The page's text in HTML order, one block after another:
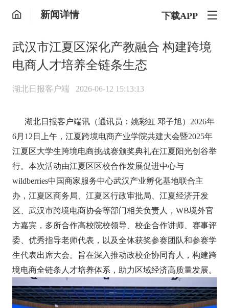
新闻详情 下载APP
武汉市江夏区深化产教融合 构建跨境
电商人才培养全链条生态
湖北日报客户端 2026-06-12 15:13:13
湖北日报客户端讯（通讯员：姚彩虹 邓子旭）2026年
6月12日上午，江夏跨境电商产业学院共建大会暨2025年
江夏区大学生跨境电商挑战赛颁奖典礼在江夏阳光创谷举
行。本次活动由江夏区区校合作发展促进中心与
wildberries中国商家服务中心武汉产业孵化基地联合主
办，江夏区商务局、江夏区行政审批局、江夏经济开发
区、武汉市跨境电商协会等部门相关负责人，WB境外官
方嘉宾，多所合作高校院校领导、校企合作讲师、赛事评
委、优秀指导老师代表，以及全体获奖参赛团队和参赛学
生代表出席大会。旨在深入推动政校企协同育人，构建跨
境电商全链条人才培养体系，助力区域经济高质量发展。